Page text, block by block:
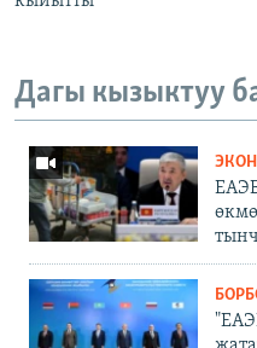
Дагы кызыктуу